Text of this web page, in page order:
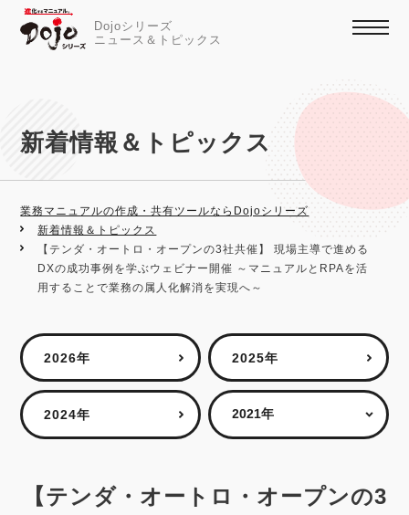
Dojoシリーズ
ニュース＆トピックス
新着情報＆トピックス
業務マニュアルの作成・共有ツールならDojoシリーズ
新着情報＆トピックス
【テンダ・オートロ・オープンの3社共催】 現場主導で進める
DXの成功事例を学ぶウェビナー開催 ～マニュアルとRPAを活
用することで業務の属人化解消を実現へ～
2026年 2025年
2024年
【テンダ・オートロ・オープンの3